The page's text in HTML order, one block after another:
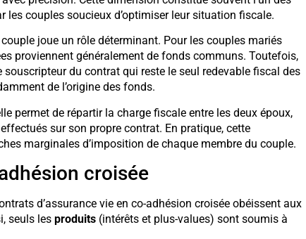
couples soucieux d’optimiser leur situation fiscale.
joue un rôle déterminant. Pour les couples mariés
proviennent généralement de fonds communs. Toutefois,
souscripteur du contrat qui reste le seul redevable fiscal des
de l’origine des fonds.
permet de répartir la charge fiscale entre les deux époux,
sur son propre contrat. En pratique, cette
marginales d’imposition de chaque membre du couple.
croisée
d’assurance vie en co-adhésion croisée obéissent aux
seuls les produits(intérêts et plus-values) sont soumis à